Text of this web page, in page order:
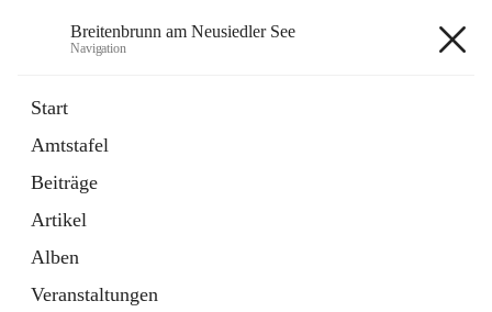
Breitenbrunn am Neusiedler See
Navigation
Start
Amtstafel
Beiträge
Artikel
Alben
Veranstaltungen
18 Schnellzugriffe
Gemeindeservice